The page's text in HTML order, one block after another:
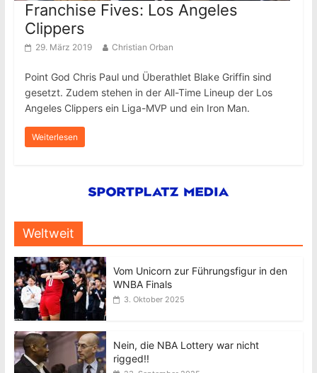
Franchise Fives: Los Angeles
Clippers
29. März 2019 Christian Orban
Point God Chris Paul und Überathlet Blake Griffin sind
gesetzt. Zudem stehen in der All-Time Lineup der Los
Angeles Clippers ein Liga-MVP und ein Iron Man.
Weiterlesen
Weltweit
Vom Unicorn zur Führungsfigur in den
WNBA Finals
3. Oktober 2025
Nein, die NBA Lottery war nicht
rigged!!